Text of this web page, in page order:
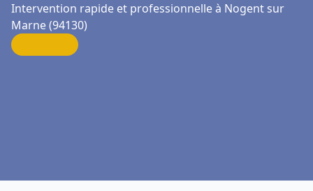
Intervention rapide et professionnelle à Nogent sur
Marne (94130)